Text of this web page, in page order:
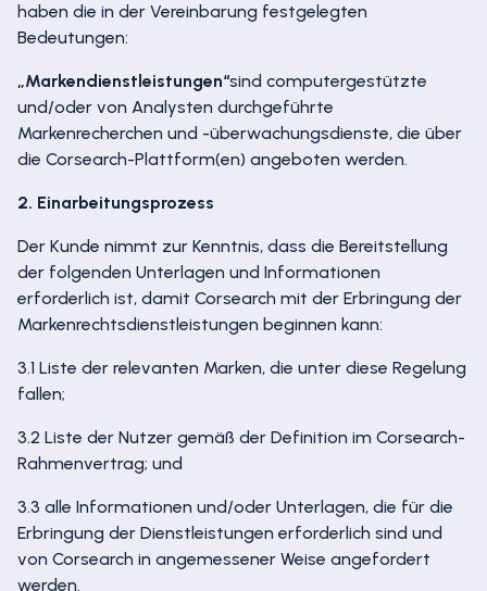
haben die in der Vereinbarung festgelegten
Bedeutungen:
„Markendienstleistungen“sind computergestützte
und/oder von Analysten durchgeführte
Markenrecherchen und -überwachungsdienste, die über
die Corsearch-Plattform(en) angeboten werden.
2. Einarbeitungsprozess
Der Kunde nimmt zur Kenntnis, dass die Bereitstellung
der folgenden Unterlagen und Informationen
erforderlich ist, damit Corsearch mit der Erbringung der
Markenrechtsdienstleistungen beginnen kann:
3.1 Liste der relevanten Marken, die unter diese Regelung
fallen;
3.2 Liste der Nutzer gemäß der Definition im Corsearch-
Rahmenvertrag; und
3.3 alle Informationen und/oder Unterlagen, die für die
Erbringung der Dienstleistungen erforderlich sind und
von Corsearch in angemessener Weise angefordert
werden.